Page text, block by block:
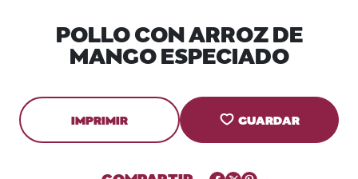
POLLO CON ARROZ DE
MANGO ESPECIADO
IMPRIMIR GUARDAR